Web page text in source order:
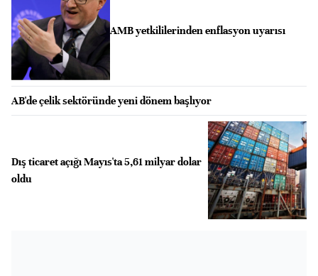
AMB yetkililerinden enflasyon uyarısı
AB'de çelik sektöründe yeni dönem başlıyor
Dış ticaret açığı Mayıs'ta 5,61 milyar dolar
oldu